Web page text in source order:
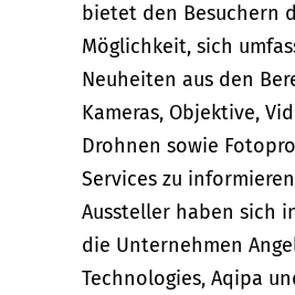
bietet den Besuchern
Möglichkeit, sich
Neuheiten aus den
Kameras, Objektive,
Drohnen sowie
Services zu
Aussteller haben sich
die Unternehmen
Technologies, Aqipa